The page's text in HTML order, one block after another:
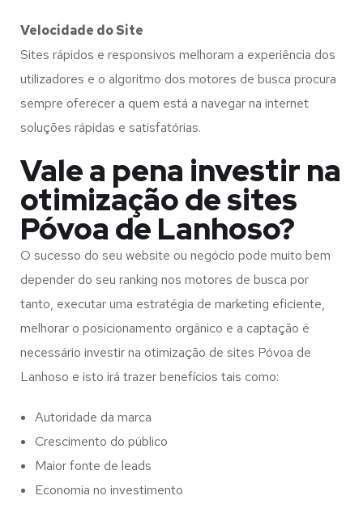
Velocidade do Site
Sites rápidos e responsivos melhoram a experiência dos
utilizadores e o algoritmo dos motores de busca procura
sempre oferecer a quem está a navegar na internet
soluções rápidas e satisfatórias.
Vale a pena investir na
otimização de sites
Póvoa de Lanhoso?
O sucesso do seu website ou negócio pode muito bem
depender do seu ranking nos motores de busca por
tanto, executar uma estratégia de marketing eficiente,
melhorar o posicionamento orgânico e a captação é
necessário investir na otimização de sites Póvoa de
Lanhoso e isto irá trazer benefícios tais como:
Autoridade da marca
Crescimento do público
Maior fonte de leads
Economia no investimento